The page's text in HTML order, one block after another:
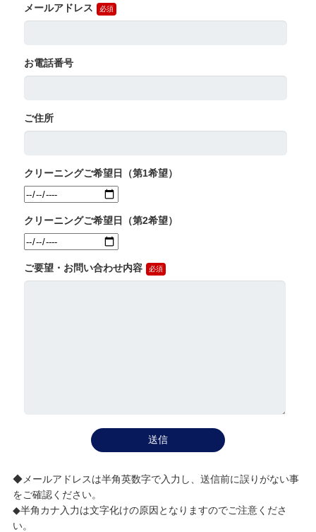
メールアドレス
お電話番号
ご住所
クリーニングご希望日（第1希望）
クリーニングご希望日（第2希望）
ご要望・お問い合わせ内容
◆メールアドレスは半角英数字で入力し、送信前に誤りがない事
をご確認ください。
◆半角カナ入力は文字化けの原因となりますのでご注意くださ
い。